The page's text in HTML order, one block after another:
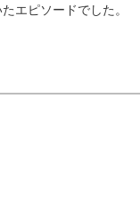
エピソードでした。